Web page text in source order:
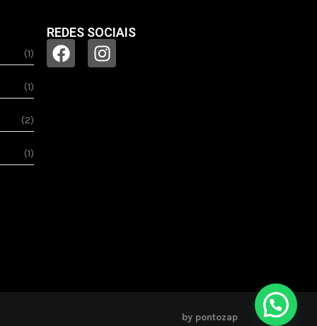
(1)
(1)
(2)
(1)
REDES SOCIAIS
by pontozap